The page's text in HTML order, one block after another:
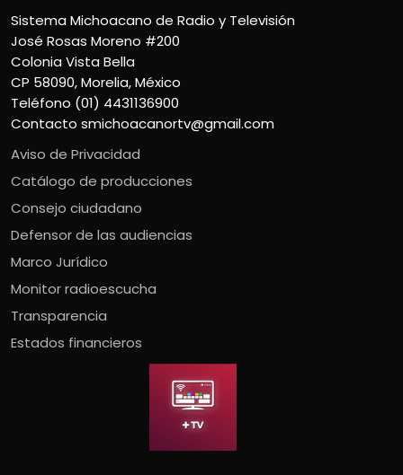
Sistema Michoacano de Radio y Televisión
José Rosas Moreno #200
Colonia Vista Bella
CP 58090, Morelia, México
Teléfono (01) 4431136900
Contacto smichoacanortv@gmail.com
Aviso de Privacidad
Catálogo de producciones
Consejo ciudadano
Defensor de las audiencias
Marco Jurídico
Monitor radioescucha
Transparencia
Estados financieros